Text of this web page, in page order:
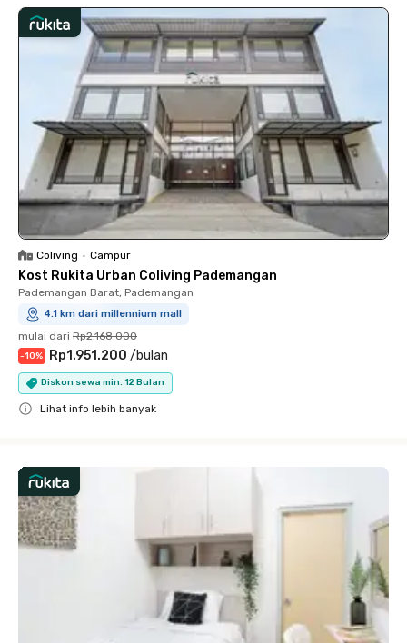
Coliving • Campur
Kost Rukita Urban Coliving Pademangan
Pademangan Barat, Pademangan
4.1 km dari millennium mall
mulai dari Rp2.168.000
-10% Rp1.951.200 /bulan
Diskon sewa min. 12 Bulan
Lihat info lebih banyak